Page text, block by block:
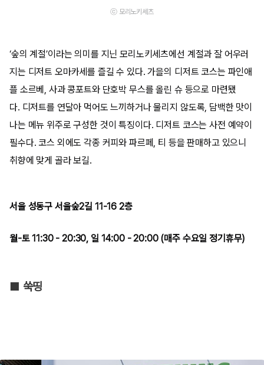
ⓒ 모리노키세츠
‘숲의 계절’이라는 의미를 지닌 모리노키세츠에선 계절과 잘 어우러
지는 디저트 오마카세를 즐길 수 있다. 가을의 디저트 코스는 파인애
플 소르베, 사과 콩포트와 단호박 무스를 올린 슈 등으로 마련됐
다. 디저트를 연달아 먹어도 느끼하거나 물리지 않도록, 담백한 맛이
나는 메뉴 위주로 구성한 것이 특징이다. 디저트 코스는 사전 예약이
필수다. 코스 외에도 각종 커피와 파르페, 티 등을 판매하고 있으니
취향에 맞게 골라 보길.
서울 성동구 서울숲2길 11-16 2층
월-토 11:30 - 20:30, 일 14:00 - 20:00 (매주 수요일 정기휴무)
■ 쑥띵